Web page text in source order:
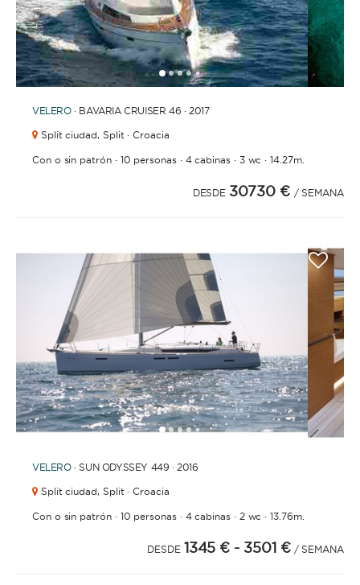
12345 6
VELERO · BAVARIA CRUISER 46 · 2017
Split ciudad, Split · Croacia
Con o sin patrón· 10 personas· 4 cabinas· 3 wc ·14.27m.
DESDE 30730 € / SEMANA
12345 6789101112
VELERO · SUN ODYSSEY 449 · 2016
Split ciudad, Split · Croacia
Con o sin patrón· 10 personas· 4 cabinas· 2 wc ·13.76m.
DESDE 1345 € - 3501 € / SEMANA